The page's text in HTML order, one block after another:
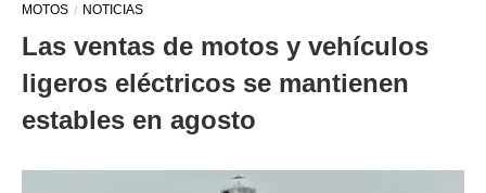
MOTOS NOTICIAS
Las ventas de motos y vehículos
ligeros eléctricos se mantienen
estables en agosto